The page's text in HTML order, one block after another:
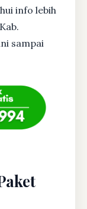
info lebih
sampai